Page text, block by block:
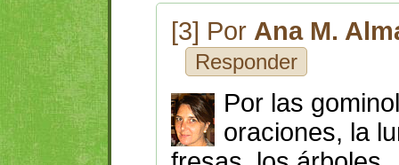
[3] Por Ana M.
Responder
Por las
oraciones, la